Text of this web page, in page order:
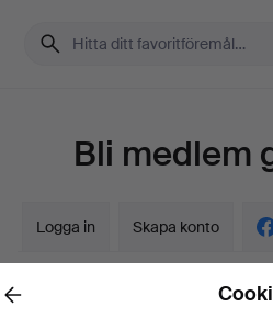
Bli medlem
Logga in Skapa konto
Back